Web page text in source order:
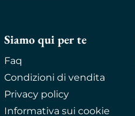
Siamo qui per te
Faq
Condizioni di vendita
Privacy policy
Informativa sui cookie